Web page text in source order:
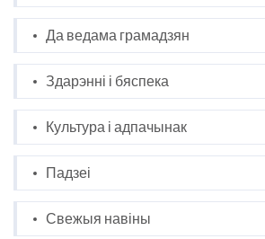
Да ведама грамадзян
Здарэнні і бяспека
Культура і адпачынак
Падзеі
Свежыя навіны